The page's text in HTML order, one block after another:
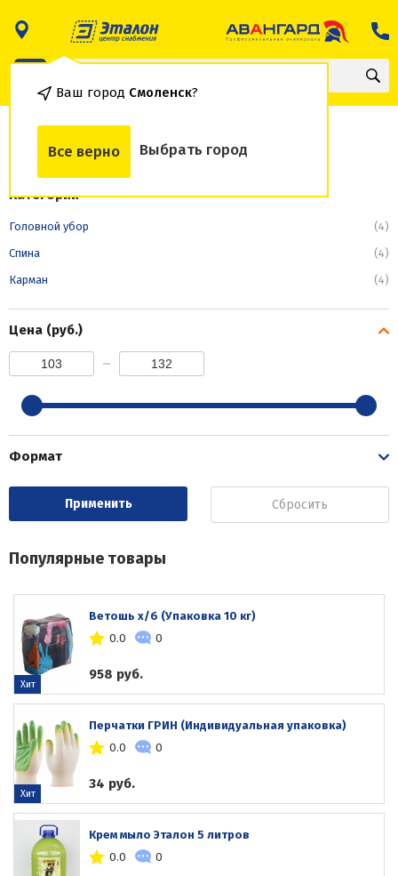
Ваш город Смоленск?
Все верно Выбрать город
Карман
Категории
Головной убор
(4)
Спина
(4)
Карман
(4)
Цена (руб.)
Формат
Сбросить
Популярные товары
Ветошь х/б (Упаковка 10 кг)
0.0
0
958 руб.
Хит
Перчатки ГРИН (Индивидуальная упаковка)
0.0
0
34 руб.
Хит
Крем мыло Эталон 5 литров
0.0
0